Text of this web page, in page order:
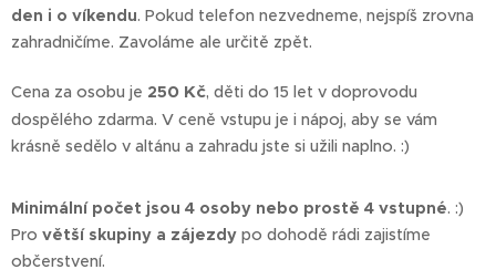
den i o víkendu. Pokud telefon nezvedneme, nejspíš zrovna
zahradničíme. Zavoláme ale určitě zpět.
Cena za osobu je 250 Kč, děti do 15 let v doprovodu
dospělého zdarma. V ceně vstupu je i nápoj, aby se vám
krásně sedělo v altánu a zahradu jste si užili naplno. :)
Minimální počet jsou 4 osoby nebo prostě 4 vstupné. :)
Pro větší skupiny a zájezdy po dohodě rádi zajistíme
občerstvení.